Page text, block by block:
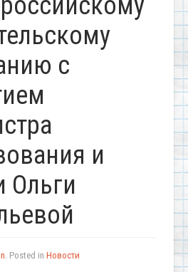
с
и
Ольги
. Posted in Новости